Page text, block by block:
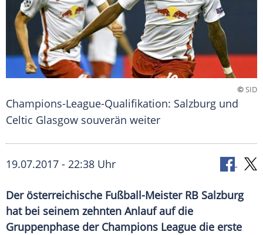
©SID
Champions-League-Qualifikation: Salzburg und
Celtic Glasgow souverän weiter
19.07.2017 - 22:38 Uhr
Der österreichische Fußball-Meister RB Salzburg
hat bei seinem zehnten Anlauf auf die
Gruppenphase der Champions League die erste